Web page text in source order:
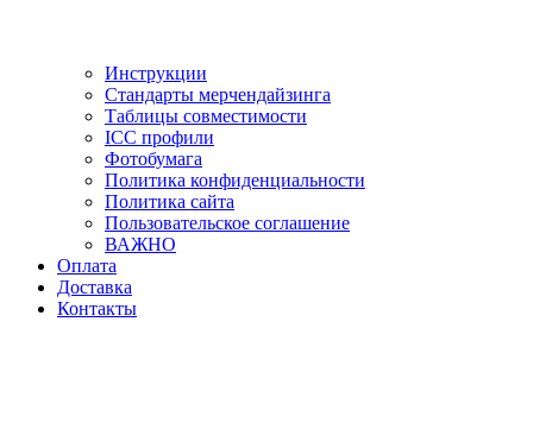
Инструкции
Стандарты мерчендайзинга
Таблицы совместимости
ICC профили
Фотобумага
Политика конфиденциальности
Политика сайта
Пользовательское соглашение
ВАЖНО
Оплата
Доставка
Контакты